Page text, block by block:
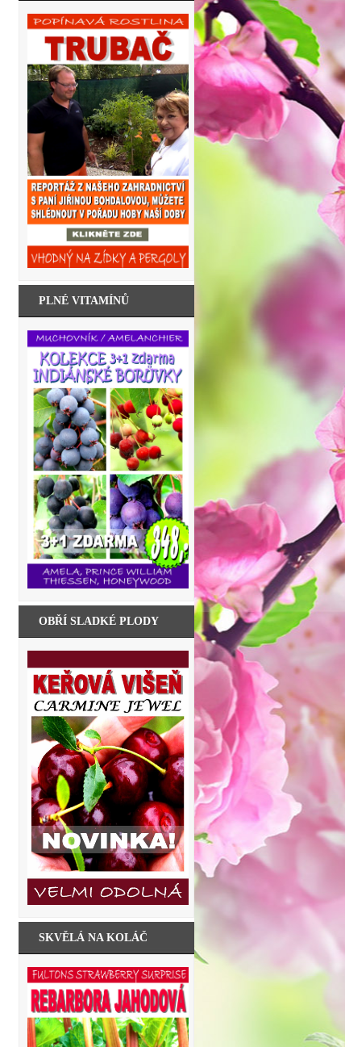
PLNÉ VITAMÍNŮ
OBŘÍ SLADKÉ PLODY
SKVĚLÁ NA KOLÁČ